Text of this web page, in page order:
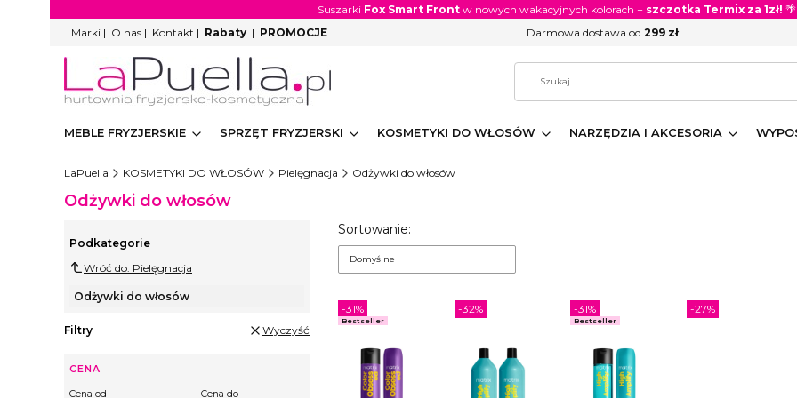
Suszarki Fox Smart Frontw nowych wakacyjnych kolorach + szczotka Termix za 1zł!
Marki | O nas | Kontakt | Rabaty | PROMOCJE Darmowa dostawa od 299 zł!
MEBLE FRYZJERSKIE SPRZĘT FRYZJERSKI KOSMETYKI DO WŁOSÓW NARZĘDZIA I AKCESORIA
LaPuella KOSMETYKI DO WŁOSÓW Pielęgnacja Odżywki do włosów
Odżywki do włosów
Podkategorie
Wróć do: Pielęgnacja
Odżywki do włosów
Filtry Wyczyść
CENA
Cena od
Cena do
Lista produktów
Sortowanie:
Domyślne
Bestseller
-31% -32%
Bestseller
-31% -27%